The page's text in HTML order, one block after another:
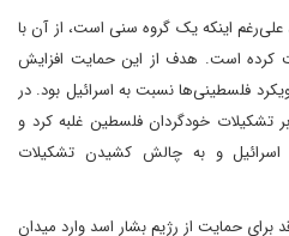
اینکه یک گروه سنی است، از آن با
کرده است. هدف از این حمایت افزایش
فلسطینی‌ها نسبت به اسرائیل بود. در
بر تشکیلات خودگردان فلسطین غلبه کرد و
اسرائیل و به چالش کشیدن تشکیلات
برای حمایت از رژیم بشار اسد وارد میدان